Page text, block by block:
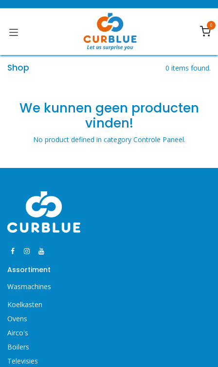
0
Shop 0 items found.
We kunnen geen producten
vinden!
No product defined in category Controle Paneel.
Assortiment
Wasmachines
Koelkasten
Ovens
Airco's
Boilers
Televisies